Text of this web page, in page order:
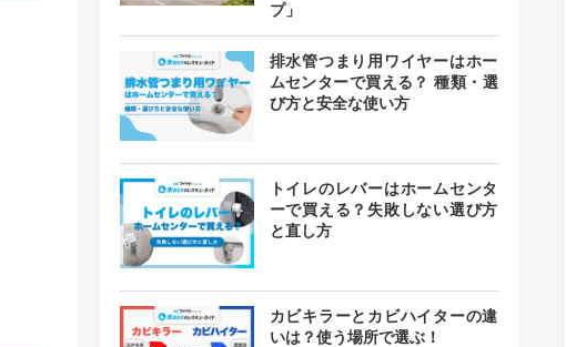
プ」
排水管つまり用ワイヤーはホー
ムセンターで買える？ 種類・選
び方と安全な使い方
トイレのレバーはホームセンタ
ーで買える？失敗しない選び方
と直し方
カビキラーとカビハイターの違
いは？使う場所で選ぶ！